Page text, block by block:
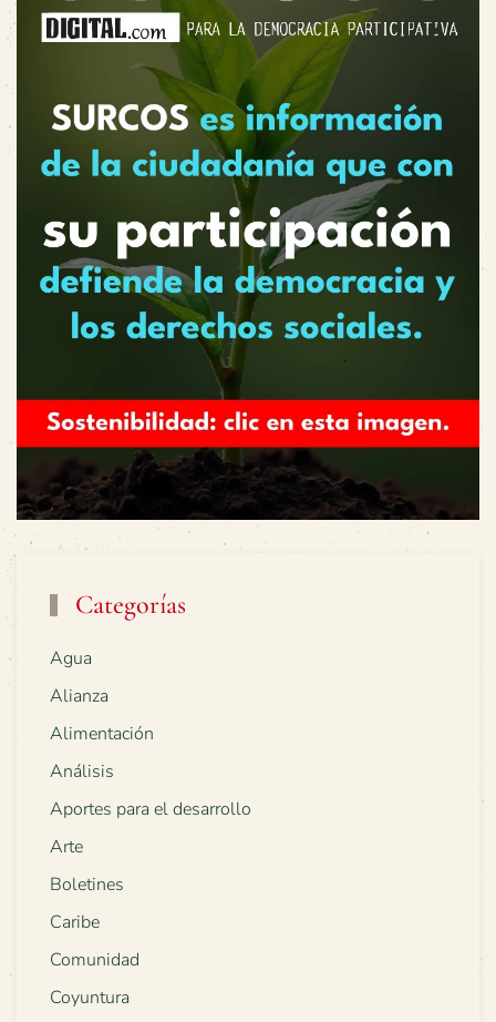
Categorías
Agua
Alianza
Alimentación
Análisis
Aportes para el desarrollo
Arte
Boletines
Caribe
Comunidad
Coyuntura